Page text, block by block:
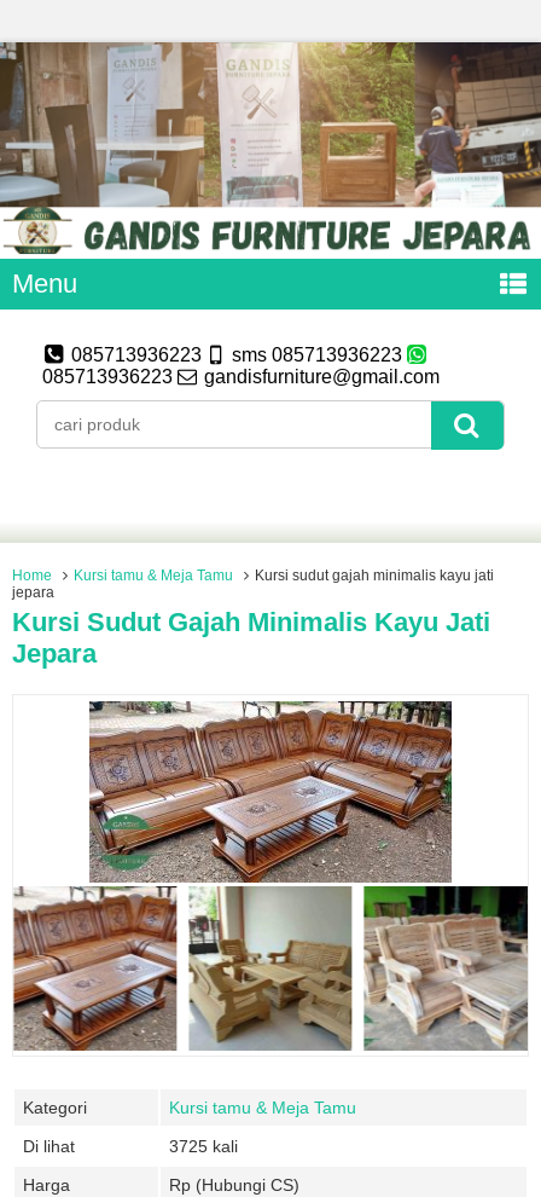
Menu
085713936223
sms 085713936223
085713936223
gandisfurniture@gmail.com
Home Kursi tamu & Meja Tamu
Kursi sudut gajah minimalis kayu jati
jepara
Kursi Sudut Gajah Minimalis Kayu Jati
Jepara
Kategori
Kursi tamu & Meja Tamu
Di lihat
3725 kali
Harga
Rp (Hubungi CS)